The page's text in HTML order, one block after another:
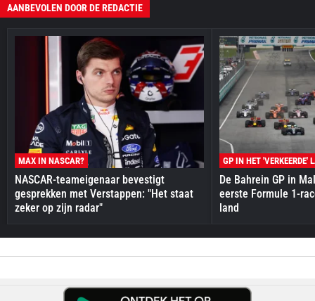
AANBEVOLEN DOOR DE REDACTIE
MAX IN NASCAR?
NASCAR-teameigenaar bevestigt
gesprekken met Verstappen: "Het staat
zeker op zijn radar"
GP IN HET 'VERKEERDE'
De Bahrein GP in
eerste Formule 1-
land